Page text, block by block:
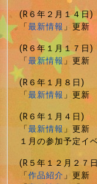
(R６年２月１４日)
「最新情報」更新
(R６年１月１７日)
「最新情報」更新
(R６年１月８日)
「最新情報」更新
(R６年１月４日)
「最新情報」更新
１月の参加予定イ
(R５年１２月２７
「作品紹介」更新